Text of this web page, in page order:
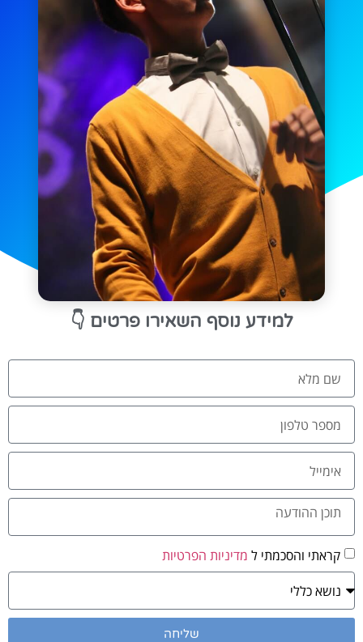
למידע נוסף השאירו פרטים 👇
קראתי והסכמתי ל מדיניות הפרטיות
שליחה